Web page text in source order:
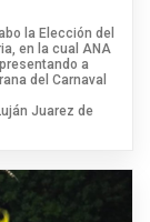
la Elección del
en la cual ANA
a
del Carnaval
Juarez de